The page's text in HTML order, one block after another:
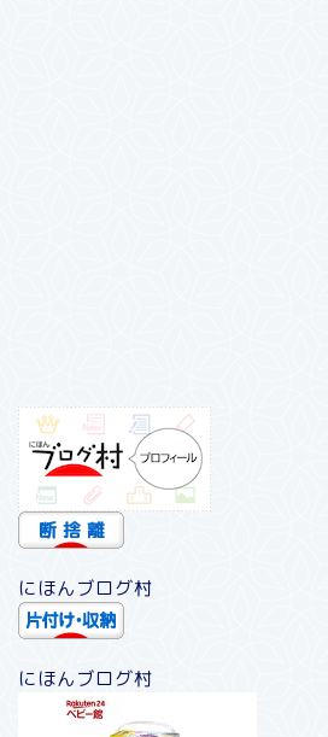
にほんブログ村
にほんブログ村